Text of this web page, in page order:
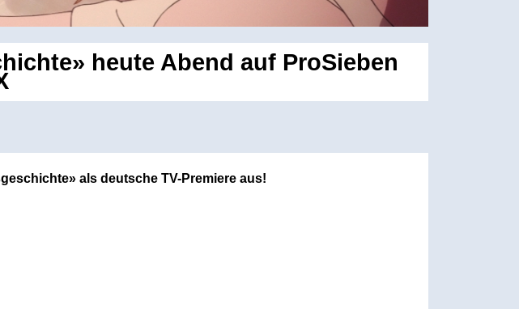
heute Abend auf ProSieben
als deutsche TV-Premiere aus!